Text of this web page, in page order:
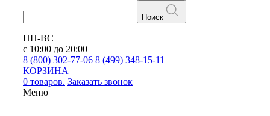
Поиск
ПН-ВС
с 10:00 до 20:00
8 (800) 302-77-06 8 (499) 348-15-11
КОРЗИНА
0 товаров. Заказать звонок
Меню